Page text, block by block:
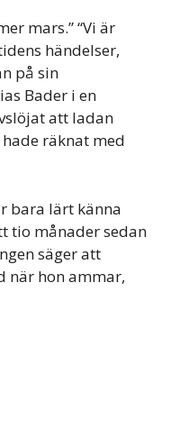
mars.” “Vi är
händelser,
på sin
Bader i en
att ladan
räknat med
bara lärt känna
tio månader sedan
säger att
när hon ammar,